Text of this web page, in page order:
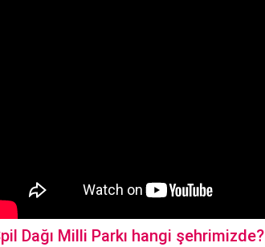
Dağı Milli Parkı hangi şehrimizde?